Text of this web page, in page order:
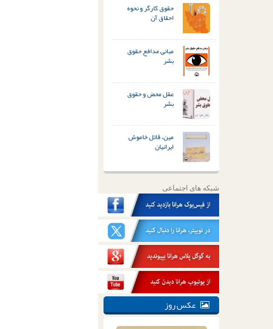
حقوق کارگر و نحوه
احقاق آن
مبانی مدافع حقوق
بشر
عقل محض و حقوق
بشر
مین، قاتل خاموش
ایرانیان
شبکه های اجتماعی
عکس روز